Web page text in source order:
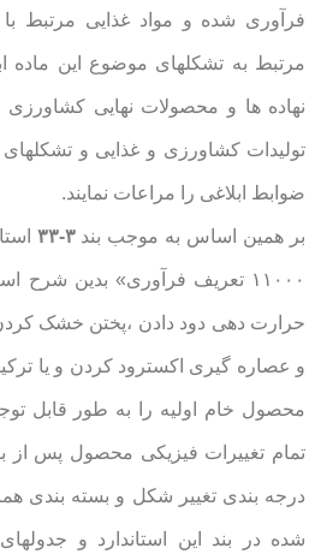
فرآوری شده و مواد غذایی مرتبط با
مرتبط به تشکلهای موضوع این ماده
نهاده ها و محصولات نهایی کشاورزی
تولیدات کشاورزی و غذایی و
ضوابط ابلاغی را مراعات نمایند.
بر همین اساس به موجب بند۳-۳۳
۱۱۰۰۰ تعریف فرآوری» بدین شرح
حرارت دهی دود دادن ،پختن خشک
و عصاره گیری اکسترود کردن و یا
محصول خام اولیه را به طور قابل
تمام تغییرات فیزیکی محصول پس از
درجه بندی تغییر شکل و بسته بندی